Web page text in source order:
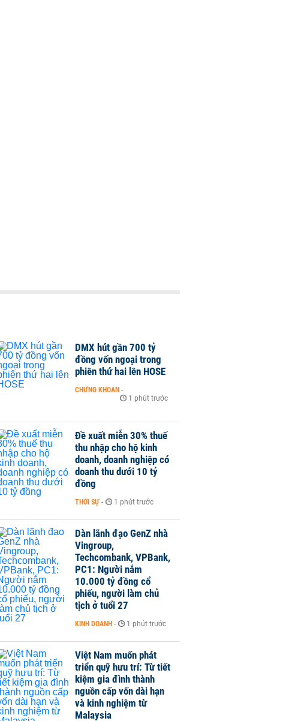
DMX hút gần 700 tỷ
đồng vốn ngoại trong
phiên thứ hai lên HOSE
CHỨNG KHOÁN -
1 phút trước
Đề xuất miễn 30% thuế
thu nhập cho hộ kinh
doanh, doanh nghiệp có
doanh thu dưới 10 tỷ
đồng
THỜI SỰ - 1 phút trước
Dàn lãnh đạo GenZ nhà
Vingroup,
Techcombank, VPBank,
PC1: Người nắm
10.000 tỷ đồng cổ
phiếu, người làm chủ
tịch ở tuổi 27
KINH DOANH - 1 phút trước
Việt Nam muốn phát
triển quỹ hưu trí: Từ tiết
kiệm gia đình thành
nguồn cấp vốn dài hạn
và kinh nghiệm từ
Malaysia